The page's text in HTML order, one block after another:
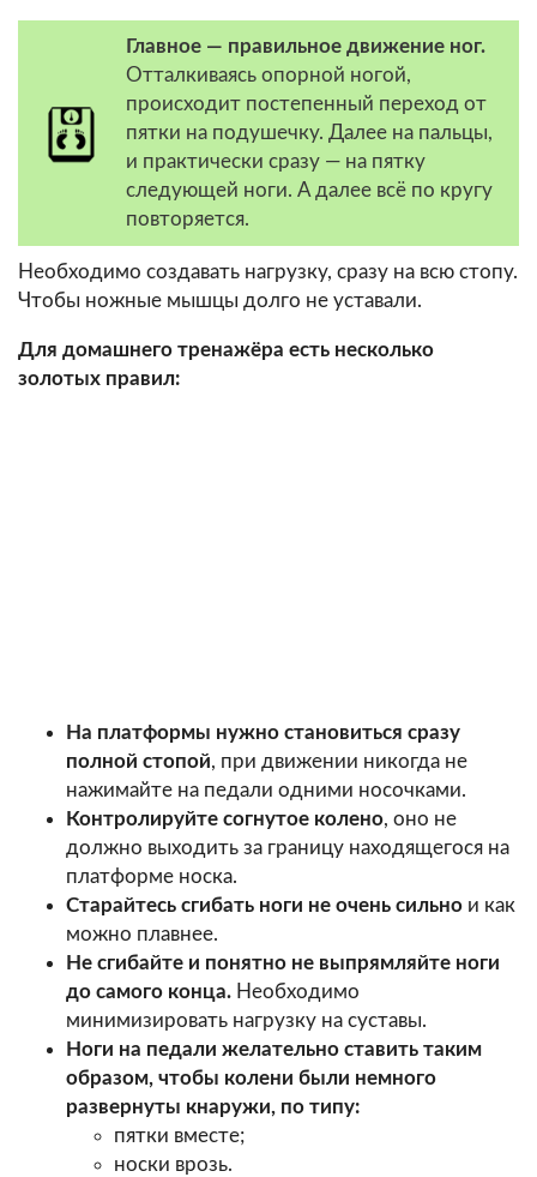
Главное — правильное движение ног.
Отталкиваясь опорной ногой,
происходит постепенный переход от
пятки на подушечку. Далее на пальцы,
и практически сразу — на пятку
следующей ноги. А далее всё по кругу
повторяется.
Необходимо создавать нагрузку, сразу на всю стопу.
Чтобы ножные мышцы долго не уставали.
Для домашнего тренажёра есть несколько
золотых правил:
На платформы нужно становиться сразу
полной стопой, при движении никогда не
нажимайте на педали одними носочками.
Контролируйте согнутое колено, оно не
должно выходить за границу находящегося на
платформе носка.
Старайтесь сгибать ноги не очень сильно и как
можно плавнее.
Не сгибайте и понятно не выпрямляйте ноги
до самого конца. Необходимо
минимизировать нагрузку на суставы.
Ноги на педали желательно ставить таким
образом, чтобы колени были немного
развернуты кнаружи, по типу:
пятки вместе;
носки врозь.